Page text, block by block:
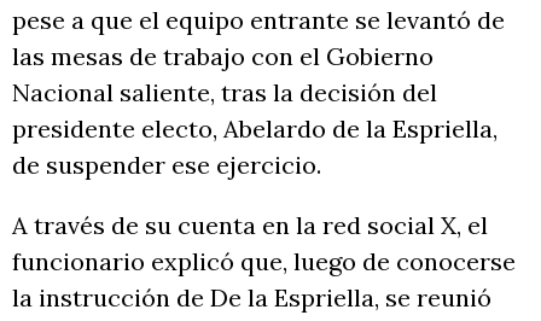
pese a que el equipo entrante se levantó de
las mesas de trabajo con el Gobierno
Nacional saliente, tras la decisión del
presidente electo, Abelardo de la Espriella,
de suspender ese ejercicio.
A través de su cuenta en la red social X, el
funcionario explicó que, luego de conocerse
la instrucción de De la Espriella, se reunió